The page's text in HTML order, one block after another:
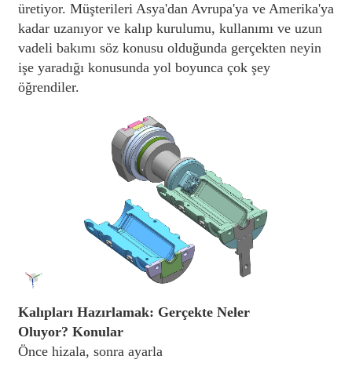
üretiyor. Müşterileri Asya'dan Avrupa'ya ve Amerika'ya
kadar uzanıyor ve kalıp kurulumu, kullanımı ve uzun
vadeli bakımı söz konusu olduğunda gerçekten neyin
işe yaradığı konusunda yol boyunca çok şey
öğrendiler.
Kalıpları Hazırlamak: Gerçekte Neler
Oluyor? Konular
Önce hizala, sonra ayarla